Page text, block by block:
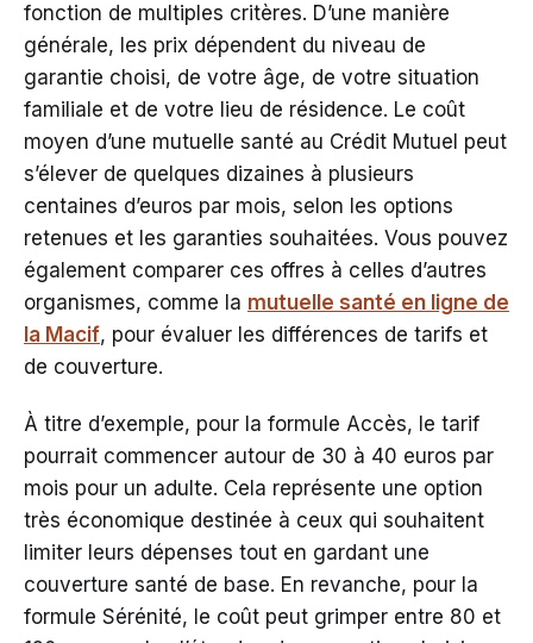
fonction de multiples critères. D’une manière
générale, les prix dépendent du niveau de
garantie choisi, de votre âge, de votre situation
familiale et de votre lieu de résidence. Le coût
moyen d’une mutuelle santé au Crédit Mutuel peut
s’élever de quelques dizaines à plusieurs
centaines d’euros par mois, selon les options
retenues et les garanties souhaitées. Vous pouvez
également comparer ces offres à celles d’autres
organismes, comme la mutuelle santé en ligne de
la Macif, pour évaluer les différences de tarifs et
de couverture.
À titre d’exemple, pour la formule Accès, le tarif
pourrait commencer autour de 30 à 40 euros par
mois pour un adulte. Cela représente une option
très économique destinée à ceux qui souhaitent
limiter leurs dépenses tout en gardant une
couverture santé de base. En revanche, pour la
formule Sérénité, le coût peut grimper entre 80 et